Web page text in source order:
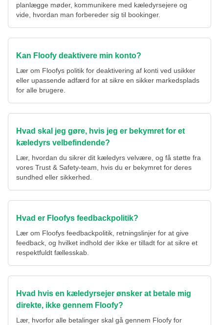
planlægge møder, kommunikere med kæledyrsejere og
vide, hvordan man forbereder sig til bookinger.
Kan Floofy deaktivere min konto?
Lær om Floofys politik for deaktivering af konti ved usikker
eller upassende adfærd for at sikre en sikker markedsplads
for alle brugere.
Hvad skal jeg gøre, hvis jeg er bekymret for et
kæledyrs velbefindende?
Lær, hvordan du sikrer dit kæledyrs velvære, og få støtte fra
vores Trust & Safety-team, hvis du er bekymret for deres
sundhed eller sikkerhed.
Hvad er Floofys feedbackpolitik?
Lær om Floofys feedbackpolitik, retningslinjer for at give
feedback, og hvilket indhold der ikke er tilladt for at sikre et
respektfuldt fællesskab.
Hvad hvis en kæledyrsejer ønsker at betale mig
direkte, ikke gennem Floofy?
Lær, hvorfor alle betalinger skal gå gennem Floofy for